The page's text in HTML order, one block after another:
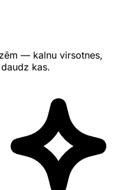
— kalnu virsotnes,
kas.